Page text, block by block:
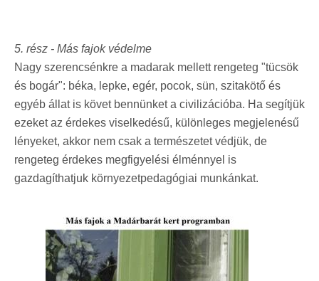
5. rész - Más fajok védelme
Nagy szerencsénkre a madarak mellett rengeteg "tücsök
és bogár": béka, lepke, egér, pocok, sün, szitakötő és
egyéb állat is követ bennünket a civilizációba. Ha segítjük
ezeket az érdekes viselkedésű, különleges megjelenésű
lényeket, akkor nem csak a természetet védjük, de
rengeteg érdekes megfigyelési élménnyel is
gazdagíthatjuk környezetpedagógiai munkánkat.